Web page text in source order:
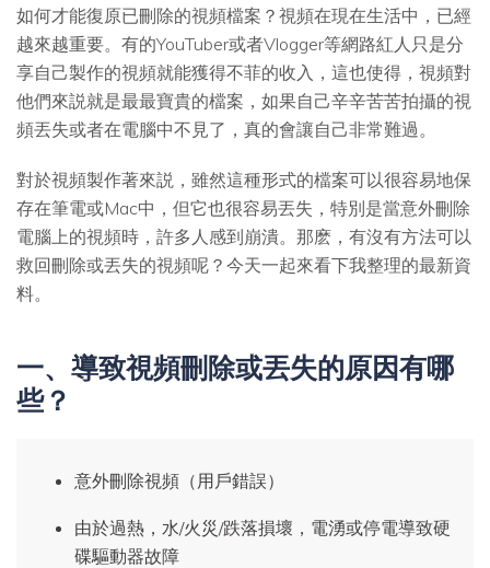
如何才能復原已刪除的視頻檔案？視頻在現在生活中，已經
越來越重要。有的YouTuber或者Vlogger等網路紅人只是分
享自己製作的視頻就能獲得不菲的收入，這也使得，視頻對
他們來説就是最最寶貴的檔案，如果自己辛辛苦苦拍攝的視
頻丟失或者在電腦中不見了，真的會讓自己非常難過。
對於視頻製作著來説，雖然這種形式的檔案可以很容易地保
存在筆電或Mac中，但它也很容易丟失，特別是當意外刪除
電腦上的視頻時，許多人感到崩潰。那麽，有沒有方法可以
救回刪除或丟失的視頻呢？今天一起來看下我整理的最新資
料。
一、導致視頻刪除或丟失的原因有哪
些？
意外刪除視頻（用戶錯誤）
由於過熱，水/火災/跌落損壞，電湧或停電導致硬
碟驅動器故障